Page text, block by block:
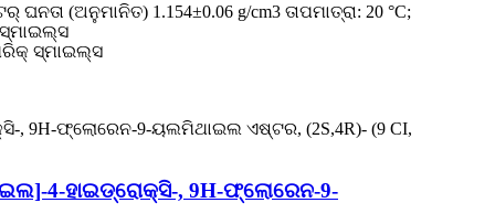
(ଅନୁମାନିତ) 1.154±0.06 g/cm3 ତାପମାତ୍ରା: 20 °C;
ସ୍ମାଇଲ୍ସ
ସ୍ମାଇଲ୍ସ
4-ହାଇଡ୍ରୋକ୍ସି-, 9H-ଫ୍ଲୋରେନ-9-